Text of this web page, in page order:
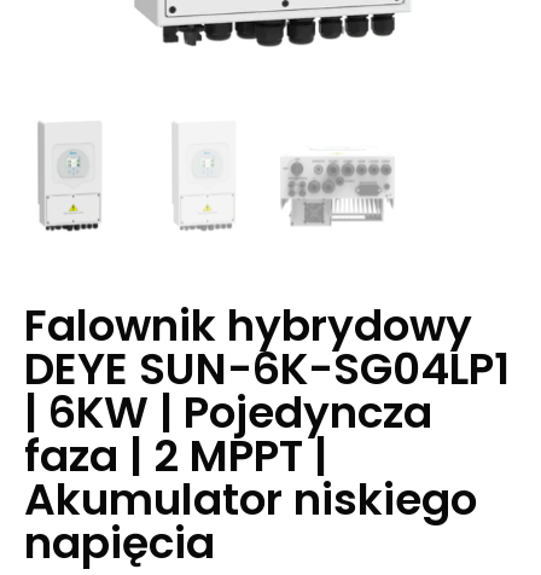
Falownik hybrydowy
DEYE SUN-6K-SG04LP1
| 6KW | Pojedyncza
faza | 2 MPPT |
Akumulator niskiego
napięcia